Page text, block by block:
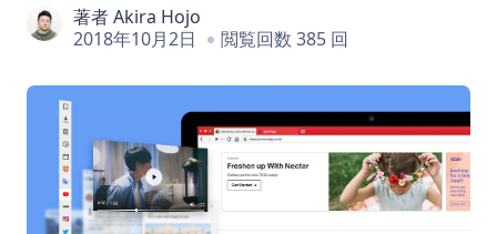
著者Akira Hojo
2018年10月2日
閲覧回数 385 回